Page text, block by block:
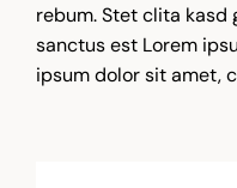
rebum. Stet clita kasd
sanctus est Lorem
ipsum dolor sit amet,